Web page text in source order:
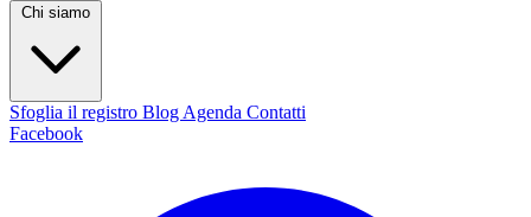
Chi siamo
Sfoglia il registro Blog Agenda Contatti
Facebook